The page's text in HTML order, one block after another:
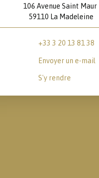
106 Avenue Saint Maur
59110 La Madeleine
+33 3 20 13 81 38
Envoyer un e-mail
S'y rendre